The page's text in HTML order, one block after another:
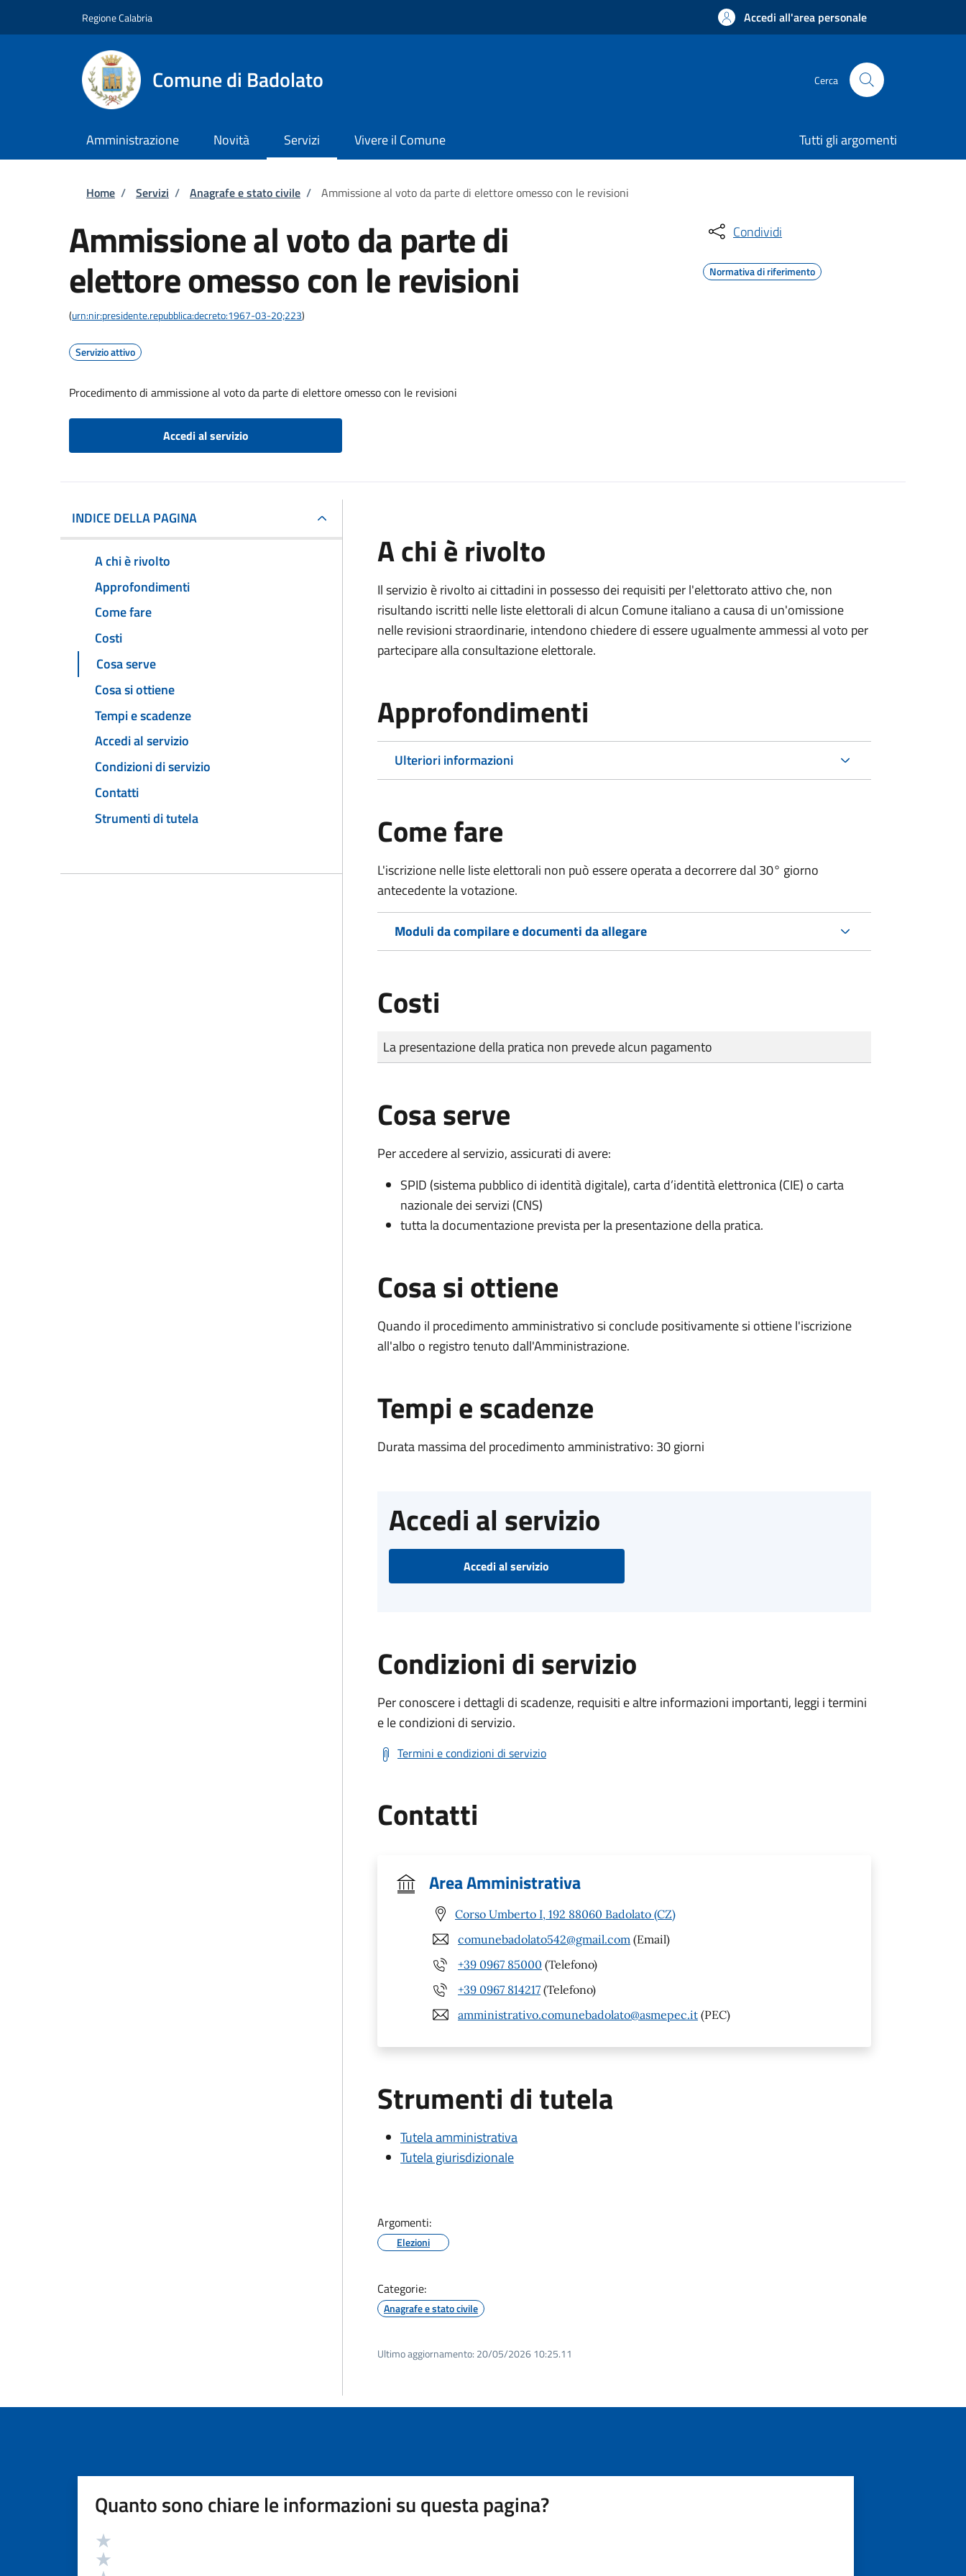
Regione Calabria Accedi all'area personale
Comune di Badolato Cerca
Amministrazione Novità Servizi Vivere il Comune Tutti gli argomenti
Briciole di pane
Home / Servizi / Anagrafe e stato civile / Ammissione al voto da parte di elettore omesso con le revisioni
Ammissione al voto da parte di
elettore omesso con le revisioni
(urn:nir:presidente.repubblica:decreto:1967-03-20;223)
Servizio attivo
Procedimento di ammissione al voto da parte di elettore omesso con le revisioni
Accedi al servizio
Condividi
Normativa di riferimento
INDICE DELLA PAGINA
A chi è rivolto
Approfondimenti
Come fare
Costi
Cosa serve
Cosa si ottiene
Tempi e scadenze
Accedi al servizio
Condizioni di servizio
Contatti
Strumenti di tutela
A chi è rivolto
Il servizio è rivolto ai cittadini in possesso dei requisiti per l'elettorato attivo che, non
risultando iscritti nelle liste elettorali di alcun Comune italiano a causa di un'omissione
nelle revisioni straordinarie, intendono chiedere di essere ugualmente ammessi al voto per
partecipare alla consultazione elettorale.
Approfondimenti
Ulteriori informazioni
Come fare
L'iscrizione nelle liste elettorali non può essere operata a decorrere dal 30° giorno
antecedente la votazione.
Moduli da compilare e documenti da allegare
Costi
Tipo di pagamento
Importo
La presentazione della pratica non prevede alcun pagamento
Cosa serve
Per accedere al servizio, assicurati di avere:
SPID (sistema pubblico di identità digitale), carta d’identità elettronica (CIE) o carta
nazionale dei servizi (CNS)
tutta la documentazione prevista per la presentazione della pratica.
Cosa si ottiene
Quando il procedimento amministrativo si conclude positivamente si ottiene l'iscrizione
all'albo o registro tenuto dall'Amministrazione.
Tempi e scadenze
Durata massima del procedimento amministrativo: 30 giorni
Accedi al servizio
Accedi al servizio
Condizioni di servizio
Per conoscere i dettagli di scadenze, requisiti e altre informazioni importanti, leggi i termini
e le condizioni di servizio.
Termini e condizioni di servizio
Contatti
Area Amministrativa
Corso Umberto I, 192 88060 Badolato (CZ)
comunebadolato542@gmail.com (Email)
+39 0967 85000 (Telefono)
+39 0967 814217 (Telefono)
amministrativo.comunebadolato@asmepec.it (PEC)
Strumenti di tutela
Tutela amministrativa
Tutela giurisdizionale
Argomenti:
Elezioni
Categorie:
Anagrafe e stato civile
Ultimo aggiornamento: 20/05/2026 10:25.11
Quanto sono chiare le informazioni su questa pagina?
Valutazione